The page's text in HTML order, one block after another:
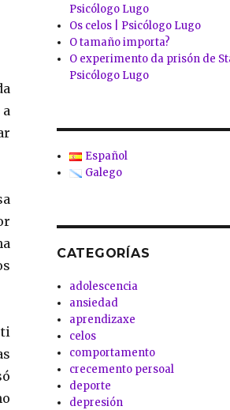
ti
Psicólogo Lugo
Os celos | Psicólogo Lugo
O tamaño importa?
O experimento da prisón de
Psicólogo Lugo
Español
Galego
CATEGORÍAS
adolescencia
ansiedad
aprendizaxe
celos
comportamento
crecemento persoal
deporte
depresión